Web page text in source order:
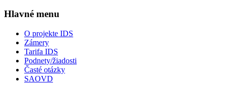
Hlavné menu
O projekte IDS
Zámery
Tarifa IDS
Podnety/žiadosti
Časté otázky
SAOVD